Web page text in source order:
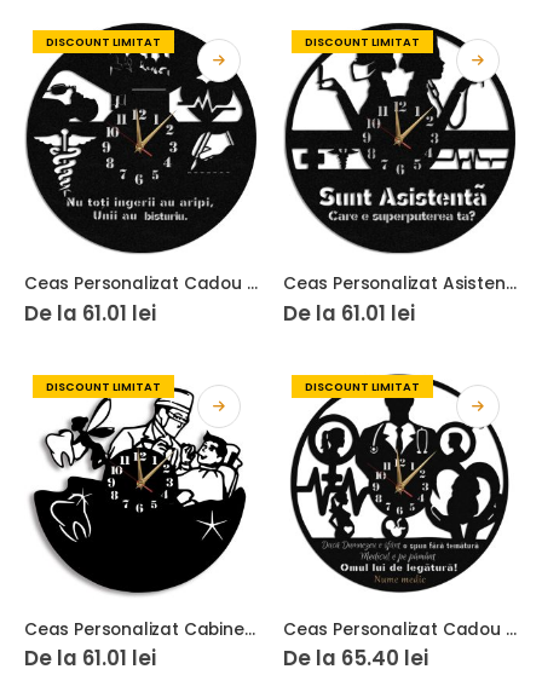
DISCOUNT LIMITAT
Ceas Personalizat Cadou Medic Chirurg
De la 61.01 lei
DISCOUNT LIMITAT
Ceas Personalizat Asistenta Medicala
De la 61.01 lei
DISCOUNT LIMITAT
Ceas Personalizat Cabinet Stomatologic 04
De la 61.01 lei
DISCOUNT LIMITAT
Ceas Personalizat Cadou Medic Obstetrician Ginecolog Barbat
De la 65.40 lei